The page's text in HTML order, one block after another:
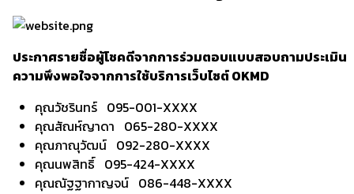
ประกาศรายชื่อผู้โชคดีจากการร่วมตอบแบบสอบถามประเมิน
ความพึงพอใจจากการใช้บริการเว็บไซต์ OKMD
คุณวัชรินทร์ 095-001-XXXX
คุณสัณห์ญาดา 065-280-XXXX
คุณภาณุวัฒน์ 092-280-XXXX
คุณนพสิทธิ์ 095-424-XXXX
คุณณัฐฐากาญจน์ 086-448-XXXX